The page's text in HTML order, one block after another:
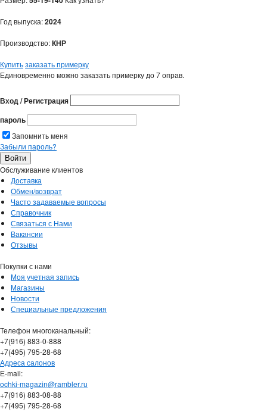
Год выпуска:2024
Производство:КНР
Купитьзаказать примерку
Единовременно можно заказать примерку до 7 оправ.
Вход / Регистрация
пароль
Запомнить меня
Забыли пароль?
Обслуживание клиентов
Доставка
Обмен/возврат
Часто задаваемые вопросы
Справочник
Связаться с Нами
Вакансии
Отзывы
Покупки с нами
Моя учетная запись
Магазины
Новости
Специальные предложения
Телефон многоканальный:
+7(916) 883-0-888
+7(495) 795-28-68
Адреса салонов
Е-mail:
ochki-magazin@rambler.ru
+7(916) 883-08-88
+7(495) 795-28-68